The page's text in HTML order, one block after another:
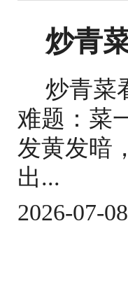
炒青
炒青菜
难题：菜
发黄发暗
出...
2026-07-